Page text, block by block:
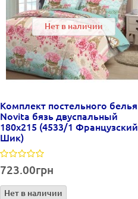
Нет в наличии
Комплект постельного белья
Novita бязь двуспальный
180х215 (4533/1 Французский
Шик)
723.00грн
Нет в наличии